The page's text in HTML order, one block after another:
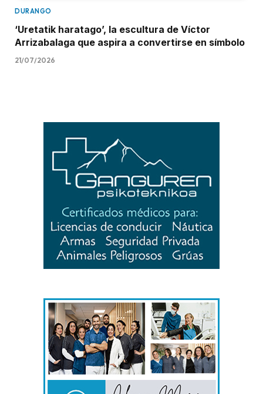
DURANGO
‘Uretatik haratago’, la escultura de Víctor
Arrizabalaga que aspira a convertirse en símbolo
21/07/2026